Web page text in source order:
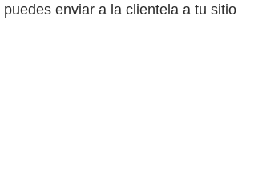
enviar a la clientela a tu sitio